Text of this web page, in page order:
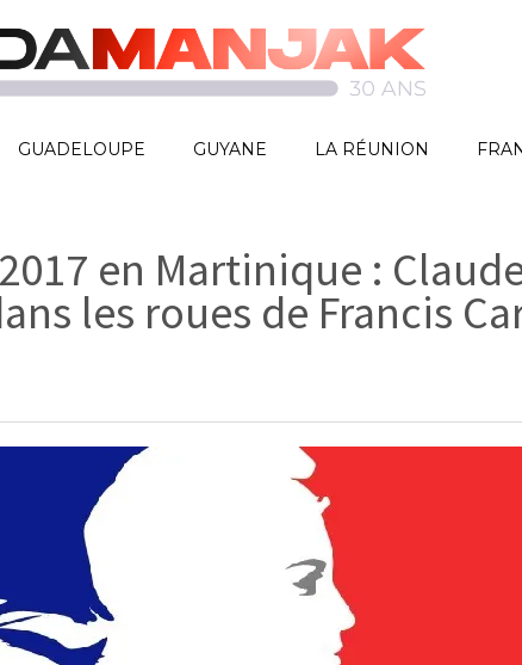
GUADELOUPE GUYANE LA RÉUNION
en Martinique :
les roues de Francis